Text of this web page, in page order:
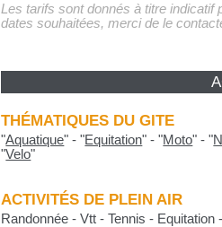
Les tarifs sont donnés à titre indicatif
dates souhaitées, merci de le
THÉMATIQUES DU GITE
"Aquatique" -"Equitation" -"Moto" -"
"Velo"
ACTIVITÉS DE PLEIN AIR
Randonnée - Vtt - Tennis -